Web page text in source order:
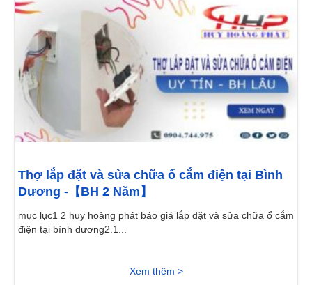
Thợ lắp đặt và sửa chữa ổ cắm điện tại Bình
Dương -【BH 2 Năm】
mục lục1 2 huy hoàng phát báo giá lắp đặt và sửa chữa ổ cắm
điện tại bình dương2.1...
Xem thêm >